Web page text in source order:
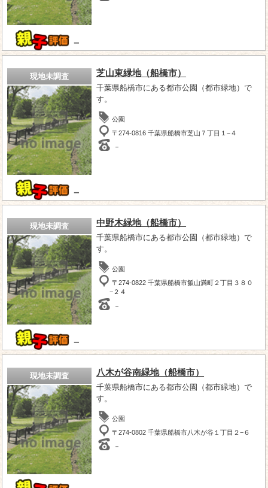
－
現地未調査
－
芝山東緑地（船橋市）
千葉県船橋市にある都市公園（都市緑地）で
す。
公園
〒274-0816 千葉県船橋市芝山７丁目１−４
－
現地未調査
－
中野木緑地（船橋市）
千葉県船橋市にある都市公園（都市緑地）で
す。
公園
〒274-0822 千葉県船橋市飯山満町２丁目３８０
−２４
－
現地未調査 八木が谷南緑地（船橋市）
千葉県船橋市にある都市公園（都市緑地）で
す。
公園
〒274-0802 千葉県船橋市八木が谷１丁目２−６
－